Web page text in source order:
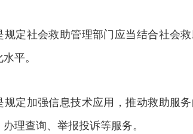
社会救助管理部门应当结合社会救
平。
加强信息技术应用，推动救助服务
理查询、举报投诉等服务。